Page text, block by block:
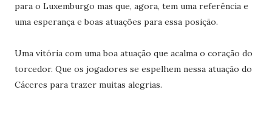
para o Luxemburgo mas que, agora, tem uma referência e
uma esperança e boas atuações para essa posição.
Uma vitória com uma boa atuação que acalma o coração do
torcedor. Que os jogadores se espelhem nessa atuação do
Cáceres para trazer muitas alegrias.